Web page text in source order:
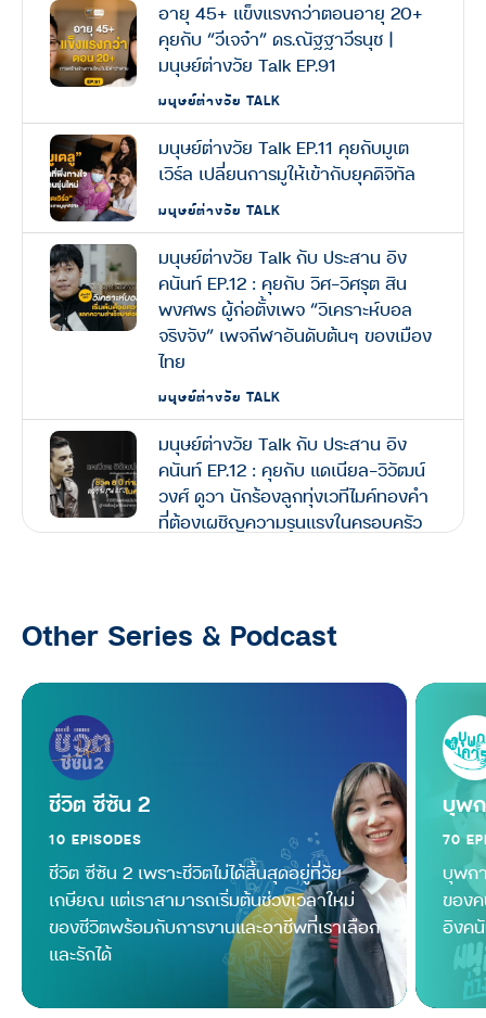
อายุ 45+ แข็งแรงกว่าตอนอายุ 20+
คุยกับ “วีเจจ๋า” ดร.ณัฐฐาวีรนุช |
มนุษย์ต่างวัย Talk EP.91
มนุษย์ต่างวัย TALK
มนุษย์ต่างวัย Talk EP.11 คุยกับมูเต
เวิร์ล เปลี่ยนการมูให้เข้ากับยุคดิจิทัล
มนุษย์ต่างวัย TALK
มนุษย์ต่างวัย Talk กับ ประสาน อิง
คนันท์ EP.12 : คุยกับ วิศ-วิศรุต สิน
พงศพร ผู้ก่อตั้งเพจ “วิเคราะห์บอล
จริงจัง” เพจกีฬาอันดับต้นๆ ของเมือง
ไทย
มนุษย์ต่างวัย TALK
มนุษย์ต่างวัย Talk กับ ประสาน อิง
คนันท์ EP.12 : คุยกับ แดเนียล-วิวัฒน์
วงศ์ ดูวา นักร้องลูกทุ่งเวทีไมค์ทองคำ
ที่ต้องเผชิญความรุนแรงในครอบครัว
มนุษย์ต่างวัย Talk กับ ประสาน อิง
ยานนท์ “หนุ่มเมืองจันท์” ประสบการณ์
มนุษย์ต่างวัย Talk กับ ประสาน อิง
คนันท์ EP.10 : คุยกับ อ้อม-สุนิสา สุข
บุญสังข์ นิยามความสำเร็จเมื่อเติบโต
ขึ้น และเคล็ดลับ ‘วิชาใจเบา’ เพื่อ
เตรียมรับมือกับความเครียด
มนุษย์ต่างวัย TALK
มนุษย์ต่างวัย Talk กับ ประสาน อิง
คนันท์ EP.9 : คุยกับ นุ่น-ศิรพันธ์ และ
Other Series & Podcast
ชีวิต ซีซัน 2
10 EPISODES
ชีวิต ซีซัน 2 เพราะชีวิตไม่ได้สิ้นสุดอยู่ที่วัย
เกษียณ แต่เราสามารถเริ่มต้นช่วงเวลาใหม่
ของชีวิตพร้อมกับการงานและอาชีพที่เราเลือก
และรักได้
บุพ
70
บุพก
ของ
อิงค